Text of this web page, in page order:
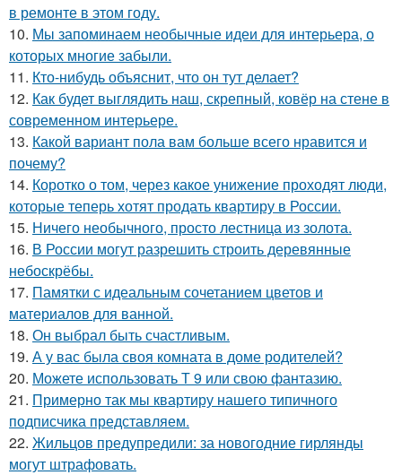
в ремонте в этом году.
10. Мы запоминаем необычные идеи для интерьера, о
которых многие забыли.
11. Кто-нибудь объяснит, что он тут делает?
12. Как будет выглядить наш, скрепный, ковёр на стене в
современном интерьере.
13. Какой вариант пола вам больше всего нравится и
почему?
14. Коротко о том, через какое унижение проходят люди,
которые теперь хотят продать квартиру в России.
15. Ничего необычного, просто лестница из золота.
16. В России могут разрешить строить деревянные
небоскрёбы.
17. Памятки с идеальным сочетанием цветов и
материалов для ванной.
18. Он выбрал быть счастливым.
19. А у вас была своя комната в доме родителей?
20. Можете использовать Т 9 или свою фантазию.
21. Примерно так мы квартиру нашего типичного
подписчика представляем.
22. Жильцов предупредили: за новогодние гирлянды
могут штрафовать.